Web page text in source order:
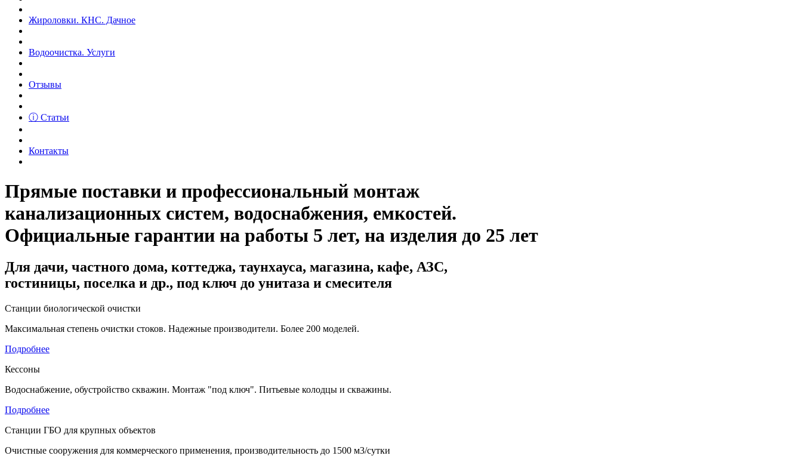
Жироловки. КНС. Дачное
Водоочистка. Услуги
Отзывы
ⓘ Статьи
Контакты
Прямые поставки и профессиональный монтаж
канализационных систем, водоснабжения, емкостей.
Официальные гарантии на работы 5 лет, на изделия до 25 лет
Для дачи, частного дома, коттеджа, таунхауса, магазина, кафе, АЗС,
гостиницы, поселка и др., под ключ до унитаза и смесителя
Станции биологической очистки
Максимальная степень очистки стоков. Надежные производители. Более 200 моделей.
Подробнее
Кессоны
Водоснабжение, обустройство скважин. Монтаж "под ключ". Питьевые колодцы и скважины.
Подробнее
Станции ГБО для крупных объектов
Очистные сооружения для коммерческого применения, производительность до 1500 м3/сутки